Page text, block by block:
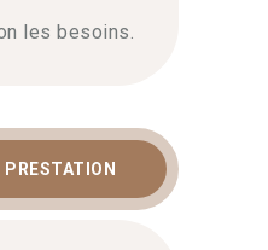
les besoins.
PRESTATION